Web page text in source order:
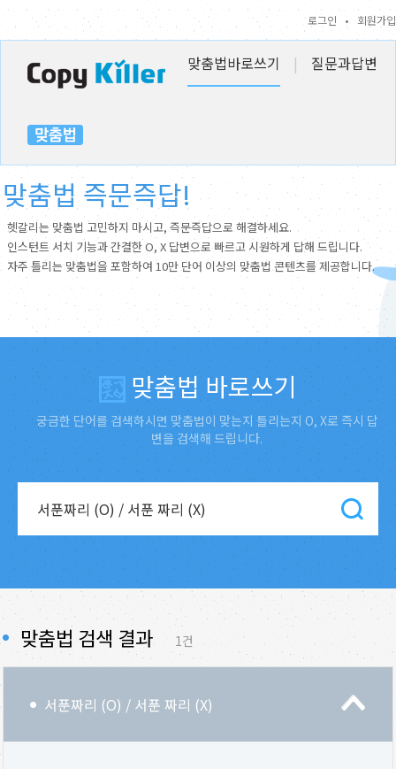
로그인 • 회원가입
맞춤법바로쓰기 | 질문과답변
맞춤법 즉문즉답!
헷갈리는 맞춤법 고민하지 마시고, 즉문즉답으로 해결하세요.
인스턴트 서치 기능과 간결한 O, X 답변으로 빠르고 시원하게 답해 드립니다.
자주 틀리는 맞춤법을 포함하여 10만 단어 이상의 맞춤법 콘텐츠를 제공합니다.
맞춤법 바로쓰기
궁금한 단어를 검색하시면 맞춤법이 맞는지 틀리는지 O, X로 즉시 답
변을 검색해 드립니다.
맞춤법 검색 결과 1건
서푼짜리 (O) / 서푼 짜리 (X)